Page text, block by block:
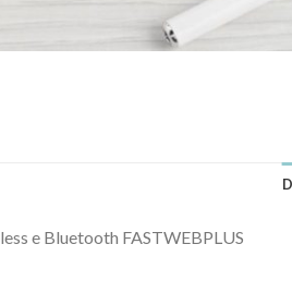
e Bluetooth FASTWEBPLUS